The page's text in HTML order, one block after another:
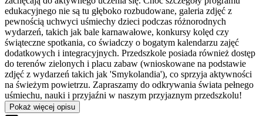
edukacyjnego nie są tu głęboko rozbudowane, galeria zdjęć z
pewnością uchwyci uśmiechy dzieci podczas różnorodnych
wydarzeń, takich jak bale karnawałowe, konkursy kolęd czy
świąteczne spotkania, co świadczy o bogatym kalendarzu zajęć
dodatkowych i integracyjnych. Przedszkole posiada również dostęp
do terenów zielonych i placu zabaw (wnioskowane na podstawie
zdjęć z wydarzeń takich jak 'Smykolandia'), co sprzyja aktywności
na świeżym powietrzu. Zapraszamy do odkrywania świata pełnego
uśmiechu, nauki i przyjaźni w naszym przyjaznym przedszkolu!
Pokaż więcej opisu